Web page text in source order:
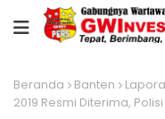
Beranda Banten
2019 Resmi Diterima,